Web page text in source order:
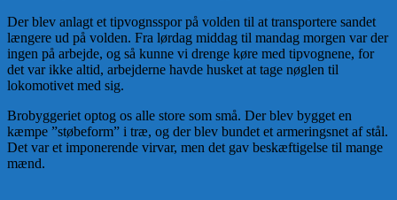
Der blev anlagt et tipvognsspor på volden til at transportere sandet
længere ud på volden. Fra lørdag middag til mandag morgen var der
ingen på arbejde, og så kunne vi drenge køre med tipvognene, for
det var ikke altid, arbejderne havde husket at tage nøglen til
lokomotivet med sig.
Brobyggeriet optog os alle store som små. Der blev bygget en
kæmpe ”støbeform” i træ, og der blev bundet et armeringsnet af stål.
Det var et imponerende virvar, men det gav beskæftigelse til mange
mænd.